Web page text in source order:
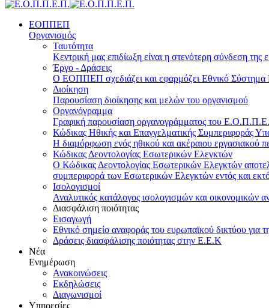
ΕΟΠΠΕΠ
Οργανισμός
Ταυτότητα
Κεντρική μας επιδίωξη είναι η στενότερη σύνδεση της
Έργο - Δράσεις
Ο ΕΟΠΠΕΠ σχεδιάζει και εφαρμόζει Eθνικό Σύστημα
Διοίκηση
Παρουσίαση διοίκησης και μελών του οργανισμού
Οργανόγραμμα
Γραφική παρουσίαση οργανογράμματος του
Κώδικας Ηθικής και Επαγγελματικής Συμπεριφοράς
Η διαμόρφωση ενός ηθικού και ακέραιου εργασιακού
Κώδικας Δεοντολογίας Εσωτερικών Ελεγκτών
Ο Κώδικας Δεοντολογίας Εσωτερικών Ελεγκτών
συμπεριφορά των Εσωτερικών Ελεγκτών εντός και
Ισολογισμοί
Αναλυτικός κατάλογος ισολογισμών και οικονομικών
Διασφάλιση ποιότητας
Εισαγωγή
Εθνικό σημείο αναφοράς του ευρωπαϊκού δικτύου για
Δράσεις διασφάλισης ποιότητας στην Ε.Ε.Κ
Νέα
Ενημέρωση
Ανακοινώσεις
Εκδηλώσεις
Διαγωνισμοί
Υπηρεσίες